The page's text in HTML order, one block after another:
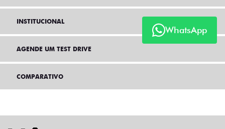
WhatsApp
INSTITUCIONAL
AGENDE UM TEST DRIVE
COMPARATIVO